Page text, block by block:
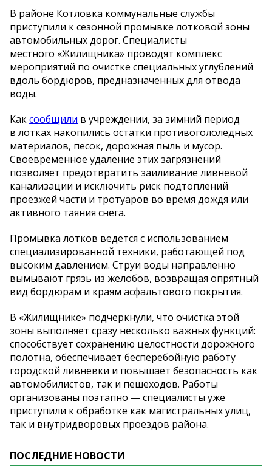
В районе Котловка коммунальные службы
приступили ксезонной промывке лотковой зоны
автомобильных дорог. Специалисты
местного «Жилищника» проводят комплекс
мероприятий по очистке специальных углублений
вдоль бордюров, предназначенных для отвода
воды.
Каксообщили в учреждении, за зимний период
в лотках накопились остатки противогололедных
материалов, песок, дорожная пыль и мусор.
Своевременное удаление этих загрязнений
позволяет предотвратить заиливание ливневой
канализации и исключить риск подтоплений
проезжей части и тротуаров во время дождя или
активного таяния снега.
Промывка лотков ведется с использованием
специализированной техники, работающей под
высоким давлением. Струи воды направленно
вымывают грязь из желобов, возвращая опрятный
вид бордюрам и краям асфальтового покрытия.
В «Жилищнике» подчеркнули, что очистка этой
зоны выполняет сразу несколько важных функций:
способствует сохранению целостности дорожного
полотна, обеспечивает бесперебойную работу
городской ливневки и повышает безопасность как
автомобилистов, так и пешеходов. Работы
организованы поэтапно —специалисты уже
приступили кобработке как магистральных улиц,
так и внутридворовых проездов района.
ПОСЛЕДНИЕ НОВОСТИ